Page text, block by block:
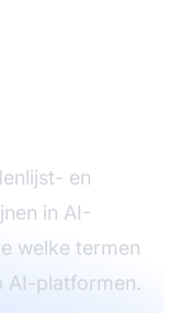
en
in AI-
welke termen
AI-platformen.